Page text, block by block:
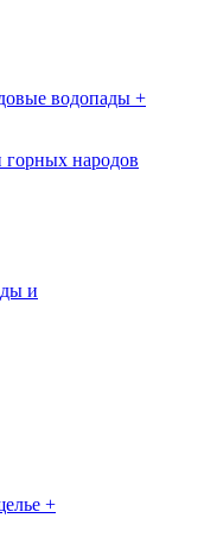
водопады +
горных народов
+